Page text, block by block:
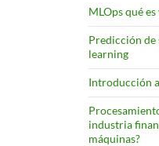
MLOps qué
Predicción de
learning
Introducción
industria
máquinas?